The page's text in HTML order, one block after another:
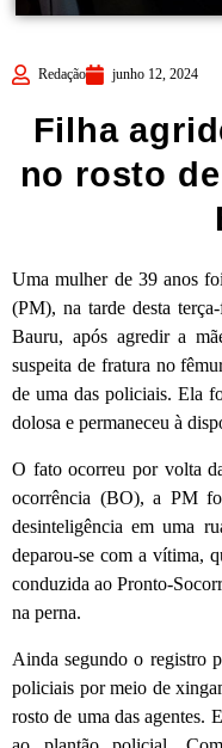
Redação junho 12, 2024
Filha
no rosto
Uma mulher de 39 anos
(PM), na tarde desta
Bauru, após agredir a
suspeita de fratura no
de uma das policiais. Ela
dolosa e permaneceu à
O fato ocorreu por volta
ocorrência (BO), a PM
desinteligência em uma
deparou-se com a vítima,
conduzida ao Pronto-
na perna.
Ainda segundo o registro
policiais por meio de
rosto de uma das agentes.